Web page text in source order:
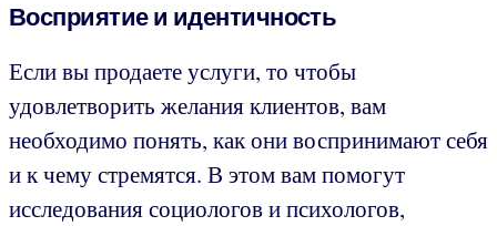
Восприятие и идентичность
Если вы продаете услуги, то чтобы
удовлетворить желания клиентов, вам
необходимо понять, как они воспринимают себя
и к чему стремятся. В этом вам помогут
исследования социологов и психологов,